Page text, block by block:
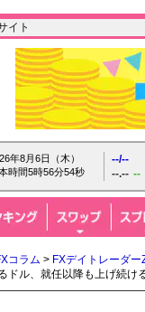
イト
年8月6日（木）
時間5時56分55秒
--/--
--.-- --
コラム > FXデイトレーダー
ル、就任以降も上げ続け